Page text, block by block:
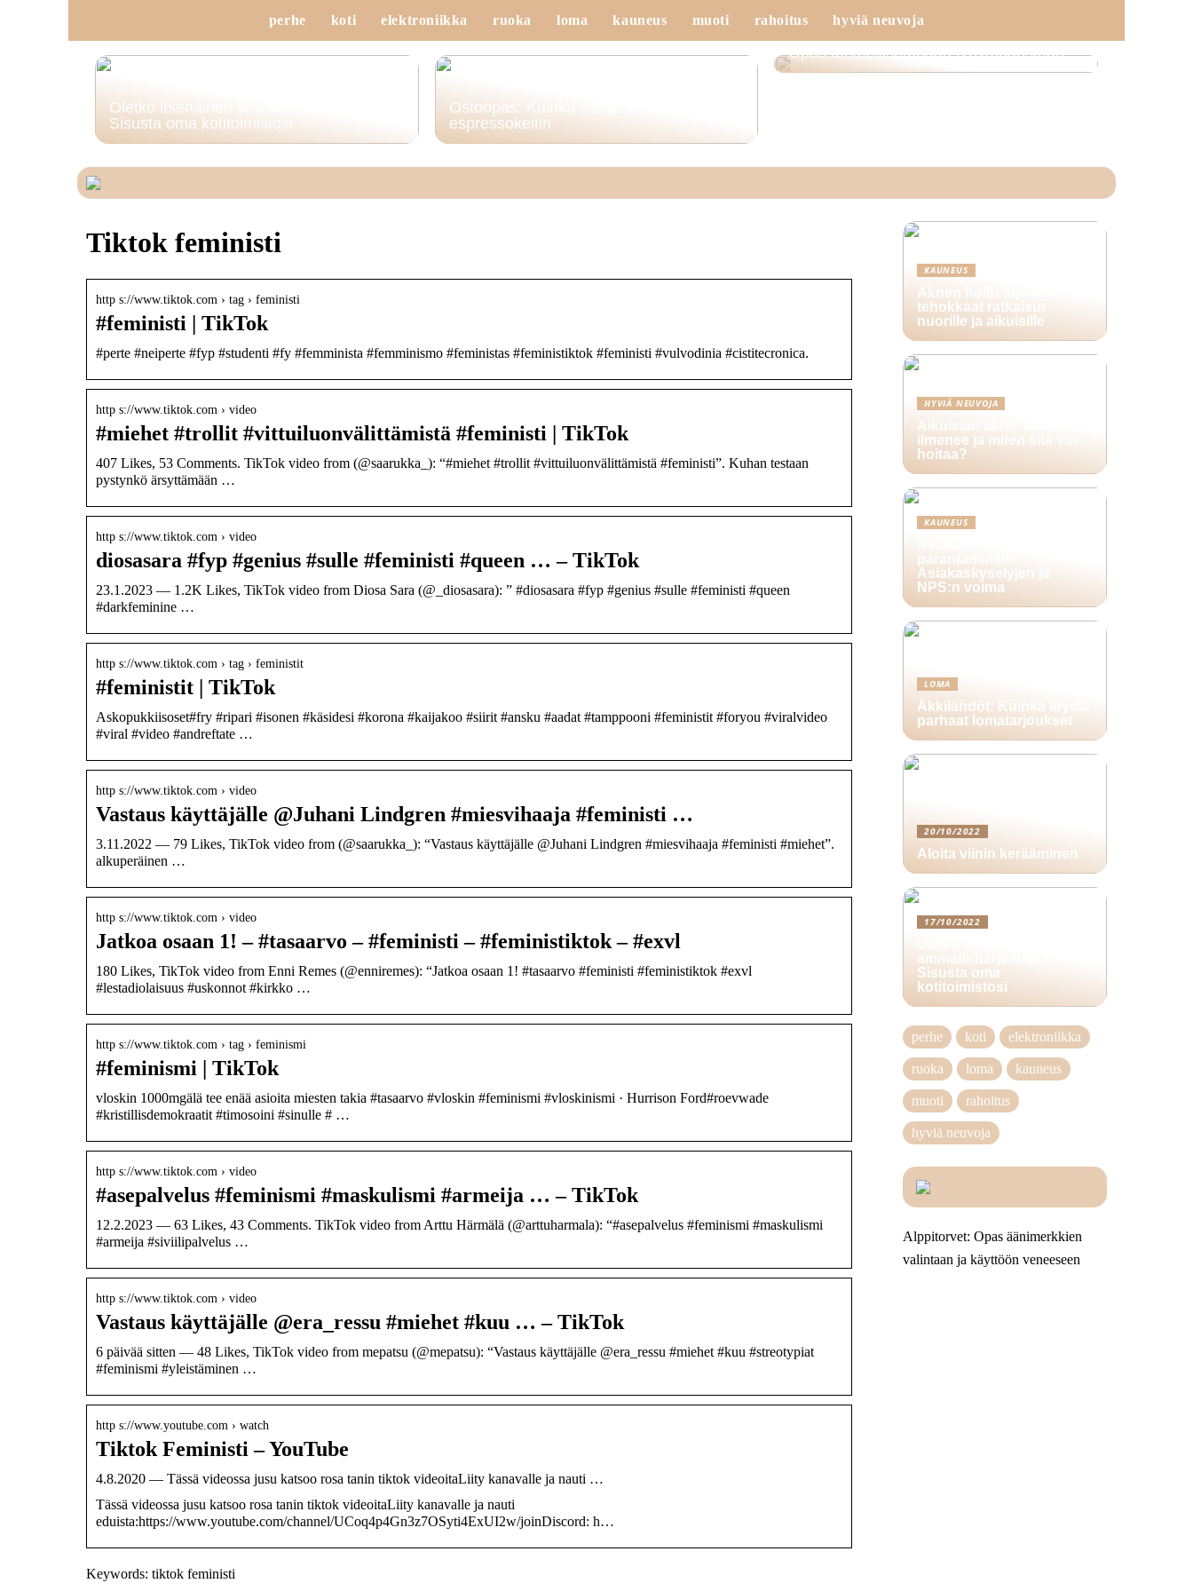
perhe koti elektroniikka ruoka loma kauneus muoti rahoitus hyviä neuvoja
Oletko itsenäinen ammatinharjoittaja?
Sisusta oma kotitoimistosi
Ostoopas: Kuinka valita oikea
espressokeitin
Opas terveellisempään työympäristöön
Tiktok feministi
http s://www.tiktok.com › tag › feministi
#feministi | TikTok
#perte #neiperte #fyp #studenti #fy #femminista #femminismo #feministas #feministiktok #feministi #vulvodinia #cistitecronica.
http s://www.tiktok.com › video
#miehet #trollit #vittuiluonvälittämistä #feministi | TikTok
407 Likes, 53 Comments. TikTok video from (@saarukka_): “#miehet #trollit #vittuiluonvälittämistä #feministi”. Kuhan testaan
pystynkö ärsyttämään …
http s://www.tiktok.com › video
diosasara #fyp #genius #sulle #feministi #queen … – TikTok
23.1.2023 — 1.2K Likes, TikTok video from Diosa Sara (@_diosasara): ” #diosasara #fyp #genius #sulle #feministi #queen
#darkfeminine …
http s://www.tiktok.com › tag › feministit
#feministit | TikTok
Askopukkiisoset#fry #ripari #isonen #käsidesi #korona #kaijakoo #siirit #ansku #aadat #tamppooni #feministit #foryou #viralvideo
#viral #video #andreftate …
http s://www.tiktok.com › video
Vastaus käyttäjälle @Juhani Lindgren #miesvihaaja #feministi …
3.11.2022 — 79 Likes, TikTok video from (@saarukka_): “Vastaus käyttäjälle @Juhani Lindgren #miesvihaaja #feministi #miehet”.
alkuperäinen …
http s://www.tiktok.com › video
Jatkoa osaan 1! – #tasaarvo – #feministi – #feministiktok – #exvl
180 Likes, TikTok video from Enni Remes (@enniremes): “Jatkoa osaan 1! #tasaarvo #feministi #feministiktok #exvl
#lestadiolaisuus #uskonnot #kirkko …
http s://www.tiktok.com › tag › feminismi
#feminismi | TikTok
vloskin 1000mgälä tee enää asioita miesten takia #tasaarvo #vloskin #feminismi #vloskinismi · Hurrison Ford#roevwade
#kristillisdemokraatit #timosoini #sinulle # …
http s://www.tiktok.com › video
#asepalvelus #feminismi #maskulismi #armeija … – TikTok
12.2.2023 — 63 Likes, 43 Comments. TikTok video from Arttu Härmälä (@arttuharmala): “#asepalvelus #feminismi #maskulismi
#armeija #siviilipalvelus …
http s://www.tiktok.com › video
Vastaus käyttäjälle @era_ressu #miehet #kuu … – TikTok
6 päivää sitten — 48 Likes, TikTok video from mepatsu (@mepatsu): “Vastaus käyttäjälle @era_ressu #miehet #kuu #streotypiat
#feminismi #yleistäminen …
http s://www.youtube.com › watch
Tiktok Feministi – YouTube
4.8.2020 — Tässä videossa jusu katsoo rosa tanin tiktok videoitaLiity kanavalle ja nauti …
Tässä videossa jusu katsoo rosa tanin tiktok videoitaLiity kanavalle ja nauti
eduista:https://www.youtube.com/channel/UCoq4p4Gn3z7OSyti4ExUI2w/joinDiscord: h…
Keywords: tiktok feministi
KAUNEUS
Aknen hoito arjessa –
tehokkaat ratkaisut
nuorille ja aikuisille
HYVIÄ NEUVOJA
Aikuisiän akne: Miksi se
ilmenee ja miten sitä voi
hoitaa?
KAUNEUS
parantaminen:
Asiakaskyselyjen ja
NPS:n voima
LOMA
Äkkilähdöt: Kuinka löytää
parhaat lomatarjoukset
20/10/2022
Aloita viinin kerääminen
17/10/2022
ammatinharjoittaja?
Sisusta oma
kotitoimistosi
perhe koti elektroniikka
ruoka loma kauneus
muoti rahoitus
hyviä neuvoja
Alppitorvet: Opas äänimerkkien
valintaan ja käyttöön veneeseen